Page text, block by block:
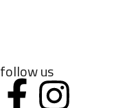
follow us